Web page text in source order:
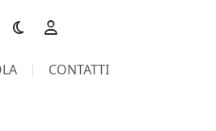
Toggle theme
CONTATTI